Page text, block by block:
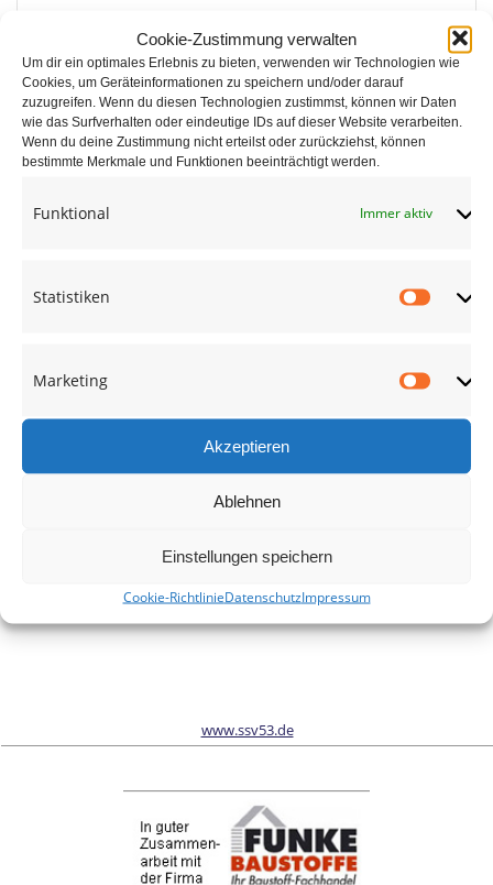
Cookie-Zustimmung verwalten
Um dir ein optimales Erlebnis zu bieten, verwenden wir Technologien wie
Cookies, um Geräteinformationen zu speichern und/oder darauf
zuzugreifen. Wenn du diesen Technologien zustimmst, können wir Daten
wie das Surfverhalten oder eindeutige IDs auf dieser Website verarbeiten.
Wenn du deine Zustimmung nicht erteilst oder zurückziehst, können
bestimmte Merkmale und Funktionen beeinträchtigt werden.
Funktional Immer aktiv
Statistiken
Marketing
Akzeptieren
Ablehnen
Einstellungen speichern
Cookie-RichtlinieDatenschutzImpressum
Name *
*
Website
diesem Browser für die nächste Kommentierung speichern.
Wir sind Sponsor vom Schönwalder Sportverein SSV53
www.ssv53.de